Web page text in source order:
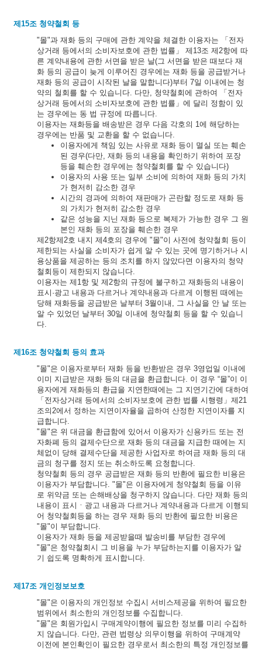
제15조 청약철회 등
"몰"과 재화 등의 구매에 관한 계약을 체결한 이용자는 「전자
상거래 등에서의 소비자보호에 관한 법률」 제13조 제2항에 따
른 계약내용에 관한 서면을 받은 날(그 서면을 받은 때보다 재
화 등의 공급이 늦게 이루어진 경우에는 재화 등을 공급받거나
재화 등의 공급이 시작된 날을 말합니다)부터 7일 이내에는 청
약의 철회를 할 수 있습니다. 다만, 청약철회에 관하여 「전자
상거래 등에서의 소비자보호에 관한 법률」에 달리 정함이 있
는 경우에는 동 법 규정에 따릅니다.
이용자는 재화등을 배송받은 경우 다음 각호의 1에 해당하는
경우에는 반품 및 교환을 할 수 없습니다.
이용자에게 책임 있는 사유로 재화 등이 멸실 또는 훼손
된 경우(다만, 재화 등의 내용을 확인하기 위하여 포장
등을 훼손한 경우에는 청약철회를 할 수 있습니다)
이용자의 사용 또는 일부 소비에 의하여 재화 등의 가치
가 현저히 감소한 경우
시간의 경과에 의하여 재판매가 곤란할 정도로 재화 등
의 가치가 현저히 감소한 경우
같은 성능을 지닌 재화 등으로 복제가 가능한 경우 그 원
본인 재화 등의 포장을 훼손한 경우
제2항제2호 내지 제4호의 경우에 "몰"이 사전에 청약철회 등이
제한되는 사실을 소비자가 쉽게 알 수 있는 곳에 명기하거나 시
용상품을 제공하는 등의 조치를 하지 않았다면 이용자의 청약
철회등이 제한되지 않습니다.
이용자는 제1항 및 제2항의 규정에 불구하고 재화등의 내용이
표시·광고 내용과 다르거나 계약내용과 다르게 이행된 때에는
당해 재화등을 공급받은 날부터 3월이내, 그 사실을 안 날 또는
알 수 있었던 날부터 30일 이내에 청약철회 등을 할 수 있습니
다.
제16조 청약철회 등의 효과
"몰"은 이용자로부터 재화 등을 반환받은 경우 3영업일 이내에
이미 지급받은 재화 등의 대금을 환급합니다. 이 경우 “몰”이 이
용자에게 재화등의 환급을 지연한때에는 그 지연기간에 대하여
「전자상거래 등에서의 소비자보호에 관한 법률 시행령」제21
조의2에서 정하는 지연이자율을 곱하여 산정한 지연이자를 지
급합니다.
"몰"은 위 대금을 환급함에 있어서 이용자가 신용카드 또는 전
자화폐 등의 결제수단으로 재화 등의 대금을 지급한 때에는 지
체없이 당해 결제수단을 제공한 사업자로 하여금 재화 등의 대
금의 청구를 정지 또는 취소하도록 요청합니다.
청약철회 등의 경우 공급받은 재화 등의 반환에 필요한 비용은
이용자가 부담합니다. "몰"은 이용자에게 청약철회 등을 이유
로 위약금 또는 손해배상을 청구하지 않습니다. 다만 재화 등의
내용이 표시ㆍ광고 내용과 다르거나 계약내용과 다르게 이행되
어 청약철회등을 하는 경우 재화 등의 반환에 필요한 비용은
"몰"이 부담합니다.
이용자가 재화 등을 제공받을때 발송비를 부담한 경우에
"몰"은 청약철회시 그 비용을 누가 부담하는지를 이용자가 알
기 쉽도록 명확하게 표시합니다.
제17조 개인정보보호
"몰"은 이용자의 개인정보 수집시 서비스제공을 위하여 필요한
범위에서 최소한의 개인정보를 수집합니다.
"몰"은 회원가입시 구매계약이행에 필요한 정보를 미리 수집하
지 않습니다. 다만, 관련 법령상 의무이행을 위하여 구매계약
이전에 본인확인이 필요한 경우로서 최소한의 특정 개인정보를